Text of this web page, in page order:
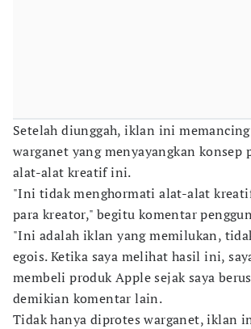
Setelah diunggah, iklan ini
warganet yang menyayangkan konsep
alat-alat kreatif ini.
"Ini tidak menghormati alat-alat
para kreator," begitu komentar
"Ini adalah iklan yang memilukan,
egois. Ketika saya melihat hasil ini,
membeli produk Apple sejak saya
demikian komentar lain.
Tidak hanya diprotes warganet, iklan